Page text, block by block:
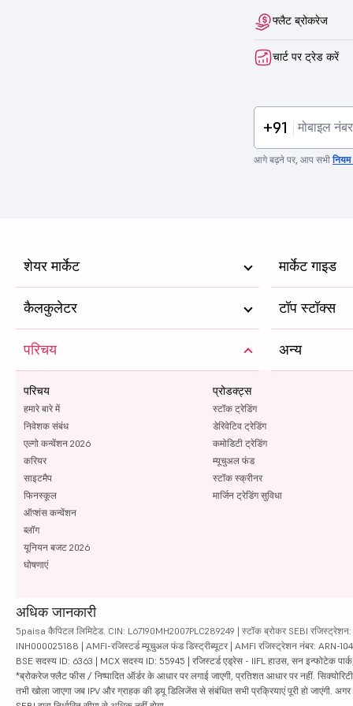
फ्लैट ब्रोकरेज
चार्ट पर ट्रेड करें
+91
आगे बढ़ने पर, आप सभीनियम
शेयर मार्केट मार्केट गाइड
कैलकुलेटर टॉप स्टॉक्स
परिचय
परिचय
हमारे बारे में
निवेशक संबंध
एल्गो कन्वेंशन 2026
करियर
साइटमैप
फिनस्कूल
ऑप्शंस कन्वेंशन
ब्लॉग
यूनियन बजट 2026
घोषणाएं
प्रोडक्ट्स
स्टॉक ट्रेडिंग
डेरिवेटिव ट्रेडिंग
कमोडिटी ट्रेडिंग
म्यूचुअल फंड
स्टॉक स्क्रीनर
मार्जिन ट्रेडिंग सुविधा
अन्य
अधिक जानकारी
5paisa कैपिटल लिमिटेड. CIN: L67190MH2007PLC289249 | स्टॉक ब्रोकर SEBI रजिस्ट्रेशन:
INH000025188 | AMFI-रजिस्टर्ड म्यूचुअल फंड डिस्ट्रीब्यूटर | AMFI रजिस्ट्रेशन नंबर: ARN-
BSE सदस्य ID: 6363 | MCX सदस्य ID: 55945 | रजिस्टर्ड एड्रेस - IIFL हाउस, सन इन्फोटेक
*ब्रोकरेज फ्लैट फीस / निष्पादित ऑर्डर के आधार पर लगाई जाएगी, प्रतिशत आधार पर नहीं.
तभी खोला जाएगा जब IPV और ग्राहक की ड्यू डिलिजेंस से संबंधित सभी प्रक्रियाएं पूरी हो